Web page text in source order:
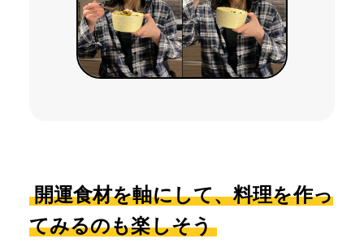
開運食材を軸にして、料理を作っ
てみるのも楽しそう